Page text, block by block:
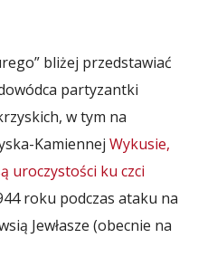
bliżej przedstawiać
partyzantki
w tym na
Kamiennej Wykusie,
uroczystości ku czci
roku podczas ataku na
Jewłasze (obecnie na